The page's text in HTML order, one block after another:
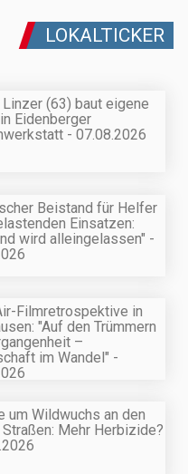
LOKALTICKER
Linzer (63) baut eigene
Eidenberger
- 07.08.2026
Beistand für Helfer
Einsatzen:
wird alleingelassen" -
Filmretrospektive in
"Auf den Trümmern
–
im Wandel" -
um Wildwuchs an den
Mehr Herbizide?